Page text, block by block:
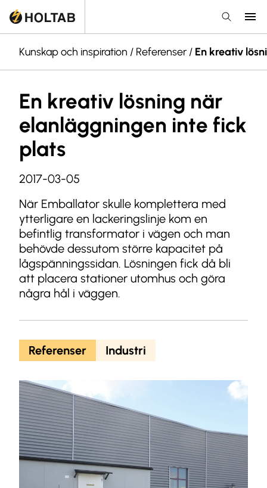
Kunskap och inspiration / Referenser / En kreativ
En kreativ lösning när
elanläggningen inte fick
plats
2017-03-05
När Emballator skulle komplettera med
ytterligare en lackeringslinje kom en
befintlig transformator i vägen och man
behövde dessutom större kapacitet på
lågspänningssidan. Lösningen fick då bli
att placera stationer utomhus och göra
några hål i väggen.
Referenser Industri